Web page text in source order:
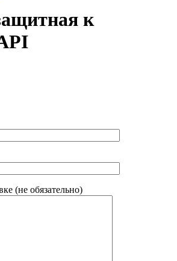
к
(не обязательно)